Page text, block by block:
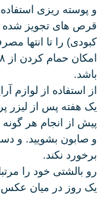
و پوسته ریزی استفاده
قرص های تجویز شده
کبودی) را تا انتها
باشد.
از استفاده از لوازم
یک هفته پس از لیزر
پیش از انجام هر
و صابون بشویید. و
برخورد نکند.
رو بالشتی خود را
یک روز در میان عکس